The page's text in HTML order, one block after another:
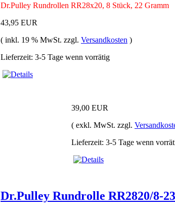
Dr.Pulley Rundrollen RR28x20, 8 Stück, 22 Gramm
43,95 EUR
( inkl. 19 % MwSt. zzgl. Versandkosten )
Lieferzeit: 3-5 Tage wenn vorrätig
39,00 EUR
( exkl. MwSt. zzgl.
Lieferzeit: 3-5 Tage wenn
Dr.Pulley Rundrolle RR2820/8-23